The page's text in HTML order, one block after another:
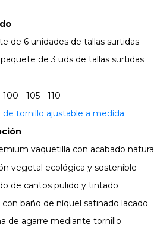
de 6 unidades de tallas surtidas
de 3 uds de tallas surtidas
- 105 - 110
de tornillo ajustable a medida
vaquetilla con acabado natural
vegetal ecológica y sostenible
de cantos pulido y tintado
con baño de níquel satinado lacado
de agarre mediante tornillo